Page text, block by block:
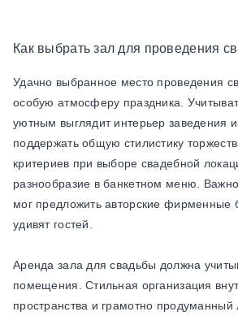
Как выбрать зал для проведения
Удачно выбранное место проведения
особую атмосферу праздника.
уютным выглядит интерьер заведения
поддержать общую стилистику
критериев при выборе свадебной
разнообразие в банкетном меню.
мог предложить авторские фирменные
удивят гостей.
Аренда зала для свадьбы должна
помещения. Стильная организация
пространства и грамотно